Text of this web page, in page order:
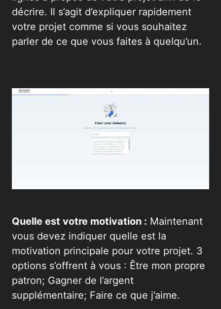
décrire. Il s’agit d’expliquer rapidement
votre projet comme si vous souhaitez
parler de ce que vous faites à quelqu’un.
Quelle est votre motivation : Maintenant
vous devez indiquer quelle est la
motivation principale pour votre projet. 3
options s’offrent à vous : Être mon propre
patron; Gagner de l’argent
supplémentaire; Faire ce que j’aime.